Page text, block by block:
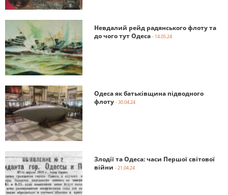
Невдалий рейд радянського флоту та
до чого тут Одеса - 14.05.24
Одеса як батьківщина підводного
флоту - 30.04.24
Злодії та Одеса: часи Першої світової
війни - 21.04.24